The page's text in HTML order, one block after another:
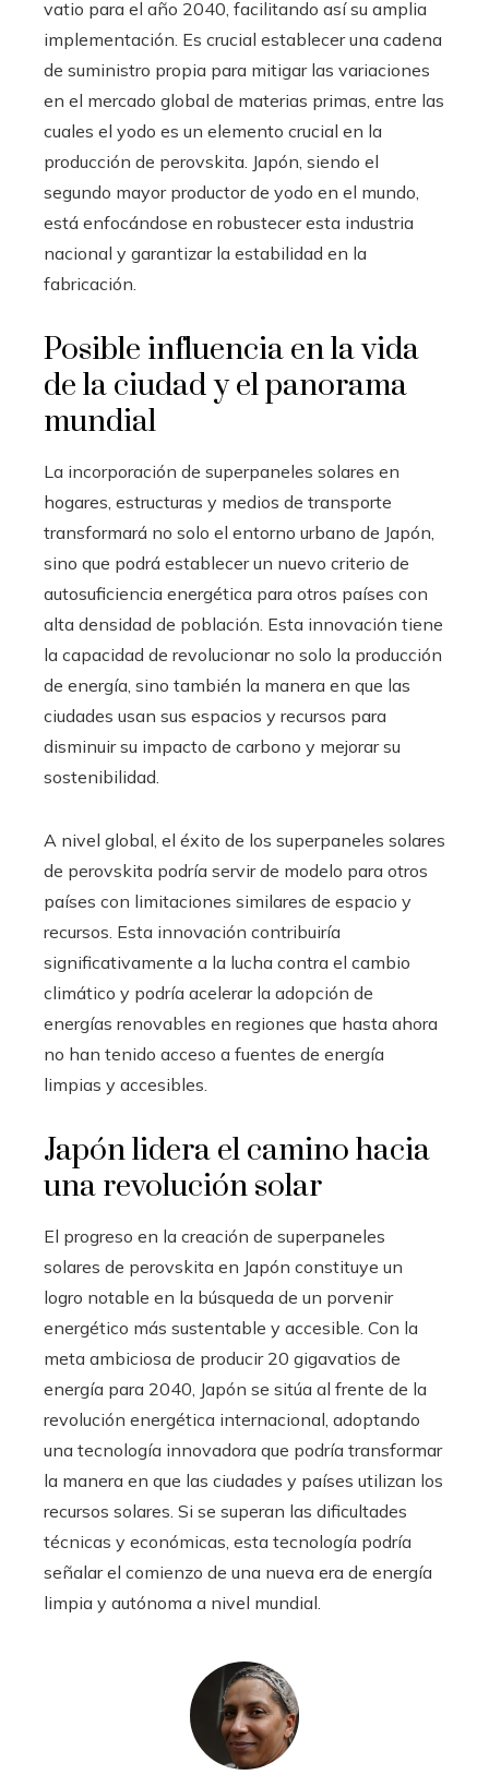
vatio para el año 2040, facilitando así su amplia
implementación. Es crucial establecer una cadena
de suministro propia para mitigar las variaciones
en el mercado global de materias primas, entre las
cuales el yodo es un elemento crucial en la
producción de perovskita. Japón, siendo el
segundo mayor productor de yodo en el mundo,
está enfocándose en robustecer esta industria
nacional y garantizar la estabilidad en la
fabricación.
Posible influencia en la vida
de la ciudad y el panorama
mundial
La incorporación de superpaneles solares en
hogares, estructuras y medios de transporte
transformará no solo el entorno urbano de Japón,
sino que podrá establecer un nuevo criterio de
autosuficiencia energética para otros países con
alta densidad de población. Esta innovación tiene
la capacidad de revolucionar no solo la producción
de energía, sino también la manera en que las
ciudades usan sus espacios y recursos para
disminuir su impacto de carbono y mejorar su
sostenibilidad.
A nivel global, el éxito de los superpaneles solares
de perovskita podría servir de modelo para otros
países con limitaciones similares de espacio y
recursos. Esta innovación contribuiría
significativamente a la lucha contra el cambio
climático y podría acelerar la adopción de
energías renovables en regiones que hasta ahora
no han tenido acceso a fuentes de energía
limpias y accesibles.
Japón lidera el camino hacia
una revolución solar
El progreso en la creación de superpaneles
solares de perovskita en Japón constituye un
logro notable en la búsqueda de un porvenir
energético más sustentable y accesible. Con la
meta ambiciosa de producir 20 gigavatios de
energía para 2040, Japón se sitúa al frente de la
revolución energética internacional, adoptando
una tecnología innovadora que podría transformar
la manera en que las ciudades y países utilizan los
recursos solares. Si se superan las dificultades
técnicas y económicas, esta tecnología podría
señalar el comienzo de una nueva era de energía
limpia y autónoma a nivel mundial.